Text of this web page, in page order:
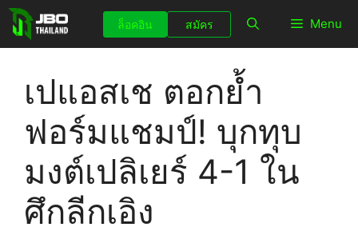
Skip
content
Menu
ล็อคอิน สมัคร
เปแอสเช ตอกย้ำ
ฟอร์มแชมป์! บุกทุบ
มงต์เปลิเยร์ 4-1 ใน
ศึกลีกเอิง